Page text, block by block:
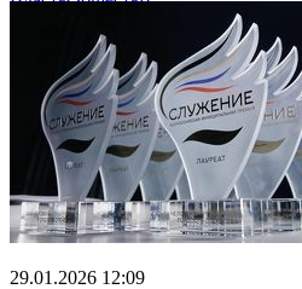
29.01.2026 12:09